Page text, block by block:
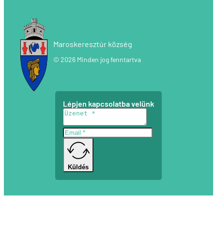
Maroskeresztúr község
© 2026 Minden jog fenntartva
Lépjen kapcsolatba velünk
Küldés